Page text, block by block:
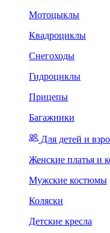
Мотоцыклы
Квадроциклы
Снегоходы
Гидроциклы
Прицепы
Багажники
Для детей и
Женские платья и
Мужские костюмы
Коляски
Детские кресла